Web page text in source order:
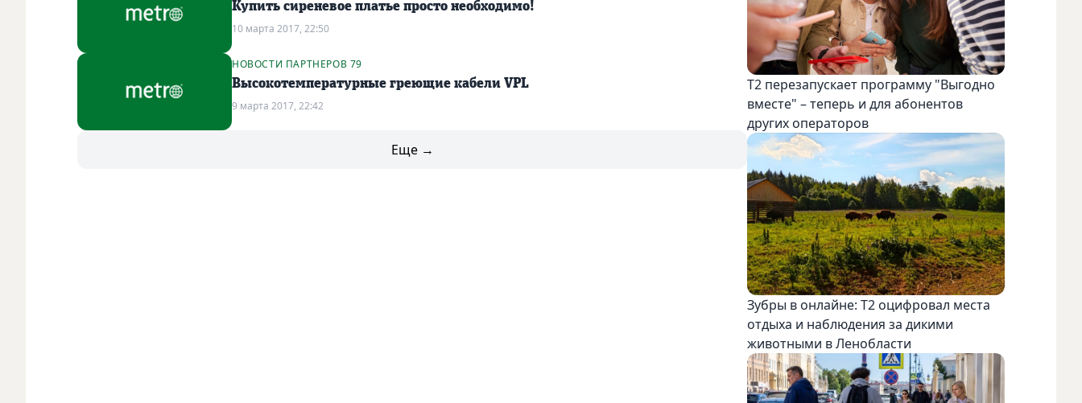
Купить сиреневое платье просто необходимо!
10 марта 2017, 22:50
НОВОСТИ ПАРТНЕРОВ 79
Высокотемпературные греющие кабели VPL
9 марта 2017, 22:42
Еще →
Т2 перезапускает программу "Выгодно
вместе" – теперь и для абонентов
других операторов
Зубры в онлайне: Т2 оцифровал места
отдыха и наблюдения за дикими
животными в Ленобласти